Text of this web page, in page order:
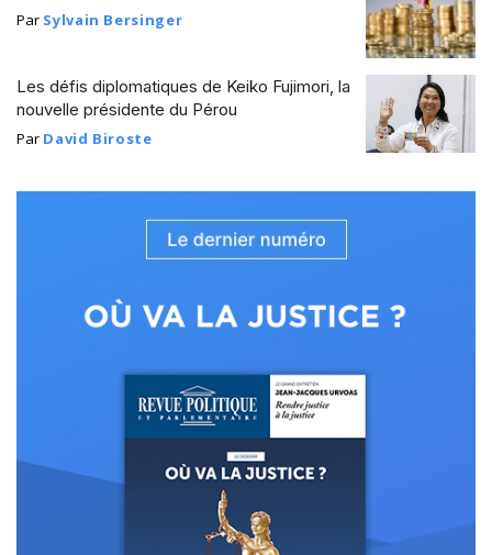
Par Sylvain Bersinger
Les défis diplomatiques de Keiko Fujimori, la
nouvelle présidente du Pérou
Par David Biroste